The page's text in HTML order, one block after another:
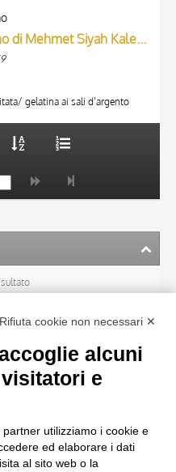
Disegno di Mehmet Siyah Kalem detto Penna Nera nell'Album del Conquistatore, Istambul, Biblioteca del Palazzo di Topkapi.
gelatina ai sali d’argento
ARTISTA
20 RISULTATI
Rifiuta cookie non necessari ✕
alcuni
e
utilizziamo i cookie e
ed elaborare i dati
al sito web o la